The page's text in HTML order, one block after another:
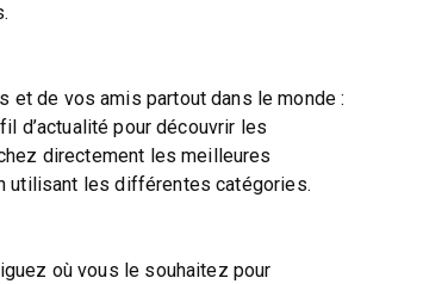
et de vos amis partout dans le monde :
d’actualité pour découvrir les
directement les meilleures
utilisant les différentes catégories.
où vous le souhaitez pour